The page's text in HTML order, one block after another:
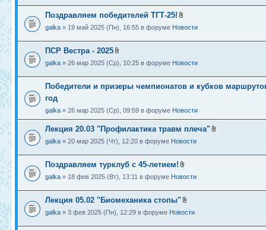
Поздравляем победителей ТГТ-25!
galka » 19 май 2025 (Пн), 16:55 в форуме Новости
ПСР Вестра - 2025
galka » 26 мар 2025 (Ср), 10:25 в форуме Новости
Победители и призеры чемпионатов и кубков
год
galka » 26 мар 2025 (Ср), 09:59 в форуме Новости
Лекция 20.03 "Профилактика травм плеча"
galka » 20 мар 2025 (Чт), 12:20 в форуме Новости
Поздравляем турклуб с 45-летием!
galka » 18 фев 2025 (Вт), 13:11 в форуме Новости
Лекция 05.02 "Биомеханика стопы"
galka » 3 фев 2025 (Пн), 12:29 в форуме Новости